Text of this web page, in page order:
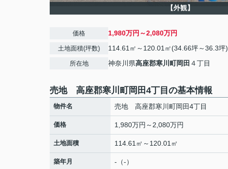
【外観】
価格 1,980万円～2,080万円
土地面積(坪数) 114.61㎡～120.01㎡(34.66坪～36.3坪)
所在地 神奈川県高座郡寒川町岡田 ４丁目
売地 高座郡寒川町岡田4丁目の基本情報
物件名 売地 高座郡寒川町岡田4丁目
価格 1,980万円～2,080万円
土地面積 114.61㎡～120.01㎡
築年月 -（-）